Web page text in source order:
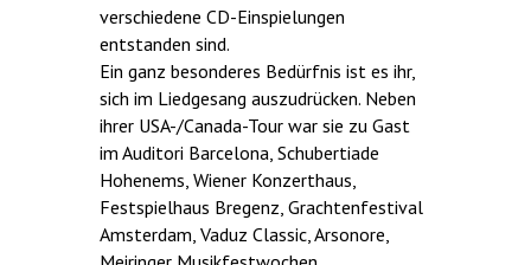
verschiedene CD-Einspielungen
entstanden sind.
Ein ganz besonderes Bedürfnis ist es ihr,
sich im Liedgesang auszudrücken. Neben
ihrer USA-/Canada-Tour war sie zu Gast
im Auditori Barcelona, Schubertiade
Hohenems, Wiener Konzerthaus,
Festspielhaus Bregenz, Grachtenfestival
Amsterdam, Vaduz Classic, Arsonore,